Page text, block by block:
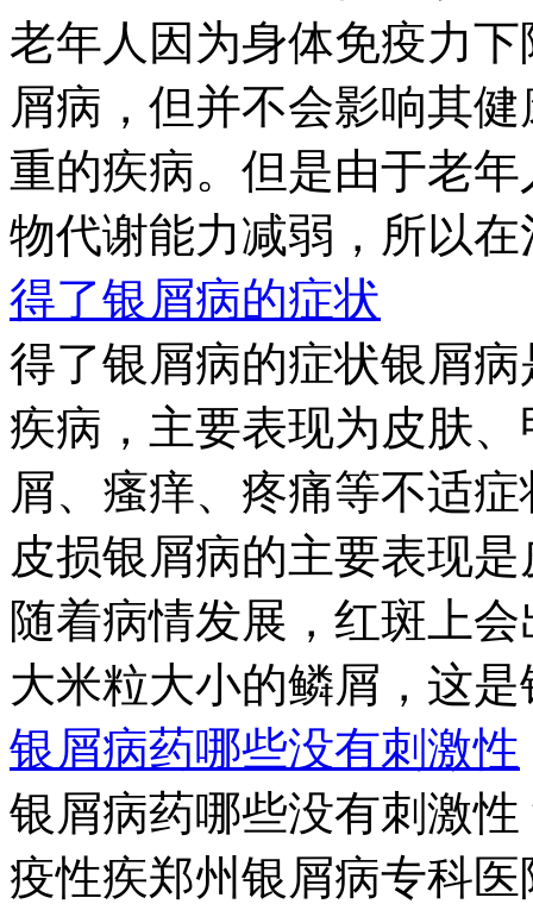
老年人因为身体免疫力
屑病，但并不会影响其
重的疾病。但是由于老
物代谢能力减弱，所以
得了银屑病的症状
得了银屑病的症状银屑
疾病，主要表现为皮肤
屑、瘙痒、疼痛等不适
皮损银屑病的主要表现
随着病情发展，红斑上
大米粒大小的鳞屑，这是
银屑病药哪些没有刺激性
银屑病药哪些没有刺激
疫性疾郑州银屑病专科